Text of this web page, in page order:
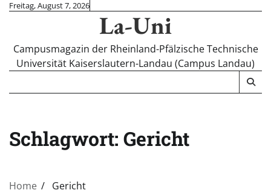
SkipFreitag, August 7, 2026
La-Uni
Campusmagazin der Rheinland-Pfälzische Technische
Universität Kaiserslautern-Landau (Campus Landau)
Schlagwort: Gericht
Home Gericht